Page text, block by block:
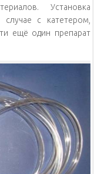
Установка
с катетером,
ещё один препарат